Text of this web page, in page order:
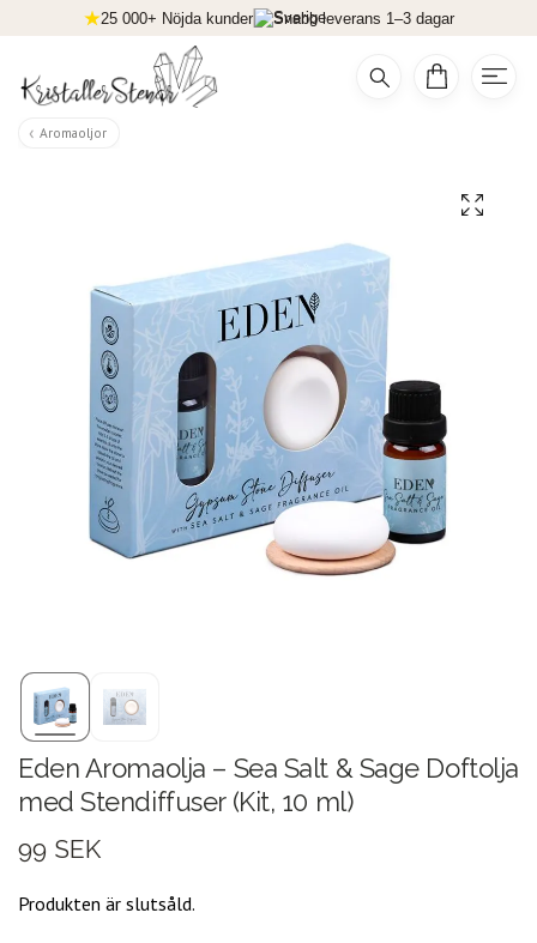
25 000+ Nöjda kunder Snabb leverans 1–3 dagar
Aromaoljor
Eden Aromaolja – Sea Salt & Sage Doftolja
med Stendiffuser (Kit, 10 ml)
99 SEK
Produkten är slutsåld.